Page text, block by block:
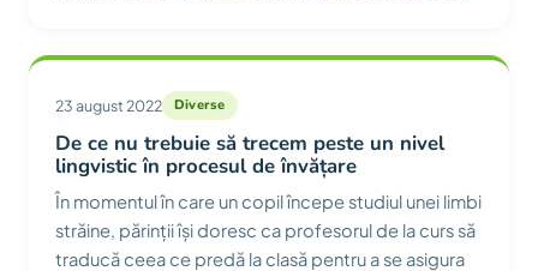
23 august 2022 Diverse
De ce nu trebuie să trecem peste un nivel
lingvistic în procesul de învățare
În momentul în care un copil începe studiul unei limbi
străine, părinții își doresc ca profesorul de la curs să
traducă ceea ce predă la clasă pentru a se asigura